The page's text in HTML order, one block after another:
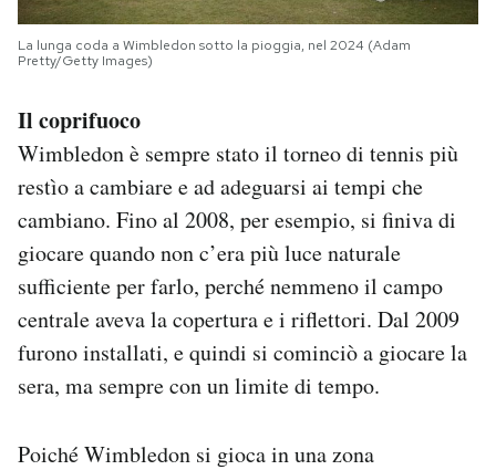
La lunga coda a Wimbledon sotto la pioggia, nel 2024 (Adam
Pretty/Getty Images)
Il coprifuoco
Wimbledon è sempre stato il torneo di tennis più
restìo a cambiare e ad adeguarsi ai tempi che
cambiano. Fino al 2008, per esempio, si finiva di
giocare quando non c’era più luce naturale
sufficiente per farlo, perché nemmeno il campo
centrale aveva la copertura e i riflettori. Dal 2009
furono installati, e quindi si cominciò a giocare la
sera, ma sempre con un limite di tempo.
Poiché Wimbledon si gioca in una zona